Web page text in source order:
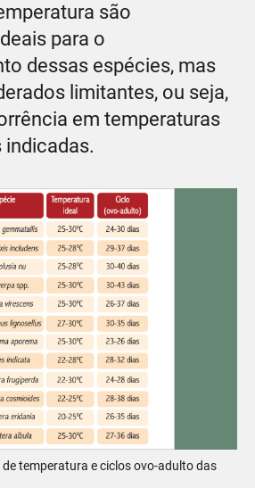
são
para o
dessas espécies, mas
limitantes, ou seja,
em temperaturas
temperatura e ciclos ovo-adulto das